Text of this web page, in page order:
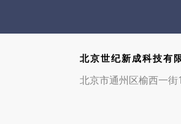
北京世纪新成科技有
北京市通州区榆西一